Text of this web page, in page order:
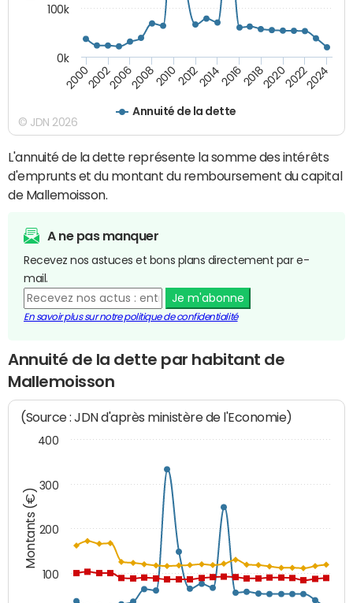
Annuité de la dette
200020022006200820102012201420162018202020222024
0k
100k
© JDN 2026
L'annuité de la dette représente la somme des intérêts
d'emprunts et du montant du remboursement du capital
de Mallemoisson.
A ne pas manquer
Recevez nos astuces et bons plans directement par e-
mail.
Je m'abonne
En savoir plus sur notre politique de confidentialité
Annuité de la dette par habitant de
Mallemoisson
Montants (€)
(Source : JDN d'après ministère de l'Economie)
100
200
300
400